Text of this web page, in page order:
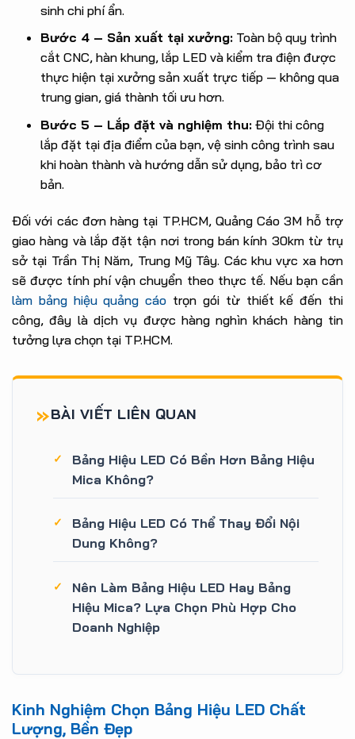
sinh chi phí ẩn.
Bước 4 – Sản xuất tại xưởng:Toàn bộ quy trình
cắt CNC, hàn khung, lắp LED và kiểm tra điện được
thực hiện tại xưởng sản xuất trực tiếp — không qua
trung gian, giá thành tối ưu hơn.
Bước 5 – Lắp đặt và nghiệm thu:Đội thi công
lắp đặt tại địa điểm của bạn, vệ sinh công trình sau
khi hoàn thành và hướng dẫn sử dụng, bảo trì cơ
bản.
Đối với các đơn hàng tại TP.HCM, Quảng Cáo 3M hỗ trợ
giao hàng và lắp đặt tận nơi trong bán kính 30km từ trụ
sở tại Trần Thị Năm, Trung Mỹ Tây. Các khu vực xa hơn
sẽ được tính phí vận chuyển theo thực tế. Nếu bạn cần
làm bảng hiệu quảng cáo trọn gói từ thiết kế đến thi
công, đây là dịch vụ được hàng nghìn khách hàng tin
tưởng lựa chọn tại TP.HCM.
BÀI VIẾT LIÊN QUAN
Bảng Hiệu LED Có Bền Hơn Bảng Hiệu
Mica Không?
Bảng Hiệu LED Có Thể Thay Đổi Nội
Dung Không?
Nên Làm Bảng Hiệu LED Hay Bảng
Hiệu Mica? Lựa Chọn Phù Hợp Cho
Doanh Nghiệp
Kinh Nghiệm Chọn Bảng Hiệu LED Chất
Lượng, Bền Đẹp